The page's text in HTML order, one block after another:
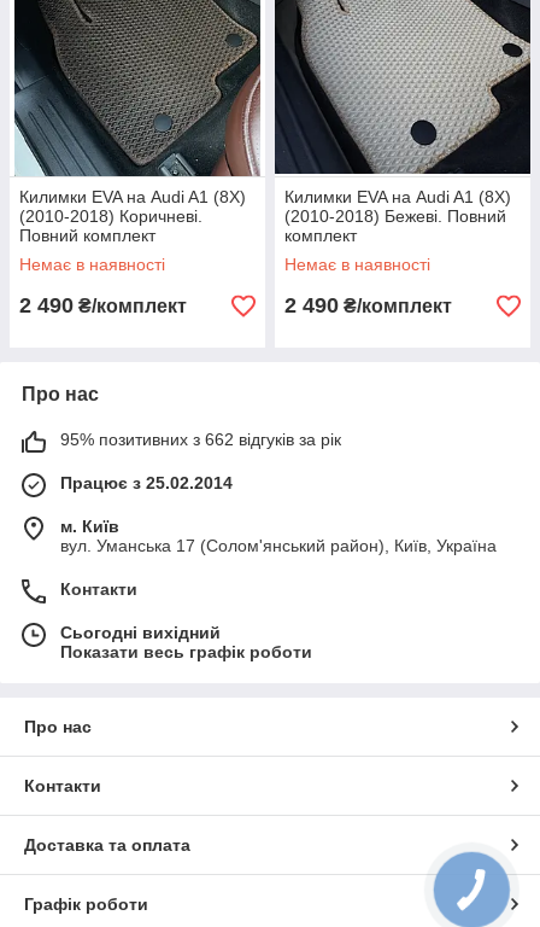
Килимки EVA на Audi A1 (8X)
(2010-2018) Коричневі.
Повний комплект
Немає в наявності
2 490 ₴/комплект
Килимки EVA на Audi A1 (8X)
(2010-2018) Бежеві. Повний
комплект
Немає в наявності
2 490 ₴/комплект
Про нас
95% позитивних з 662 відгуків за рік
Працює з 25.02.2014
м. Київ
вул. Уманська 17 (Солом'янський район), Київ, Україна
Контакти
Сьогодні вихідний
Показати весь графік роботи
Про нас
Контакти
Доставка та оплата
Графік роботи